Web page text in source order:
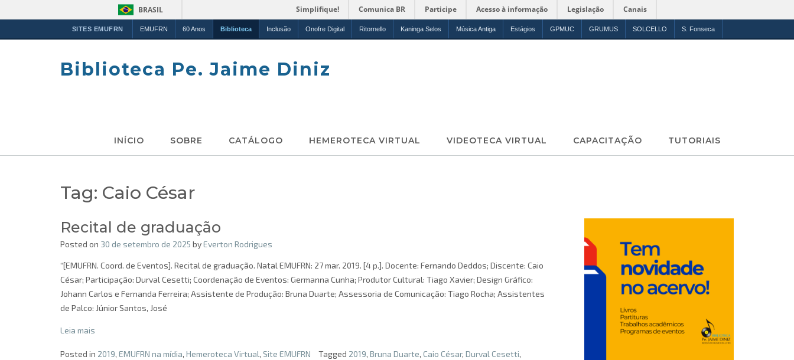
BRASIL Simplifique! Comunica BR Participe Acesso à informação Legislação Canais
SITES EMUFRN EMUFRN 60 Anos Biblioteca Inclusão Onofre Digital Ritornello Kaninga Selos Música Antiga Estágios GPMUC GRUMUS SOLCELLO S. Fonseca
Biblioteca Pe. Jaime Diniz
INÍCIO SOBRE CATÁLOGO HEMEROTECA VIRTUAL VIDEOTECA VIRTUAL CAPACITAÇÃO TUTORIAIS
Tag: Caio César
Recital de graduação
Posted on 30 de setembro de 2025 byEverton Rodrigues
“[EMUFRN. Coord. de Eventos]. Recital de graduação. Natal EMUFRN: 27 mar. 2019. [4 p.]. Docente: Fernando Deddos; Discente: Caio
César; Participação: Durval Cesetti; Coordenação de Eventos: Germanna Cunha; Produtor Cultural: Tiago Xavier; Design Gráfico:
Johann Carlos e Fernanda Ferreira; Assistente de Produção: Bruna Duarte; Assessoria de Comunicação: Tiago Rocha; Assistentes
de Palco: Júnior Santos, José
Leia mais
Posted in 2019, EMUFRN na mídia, Hemeroteca Virtual, Site EMUFRN Tagged 2019, Bruna Duarte, Caio César, Durval Cesetti,